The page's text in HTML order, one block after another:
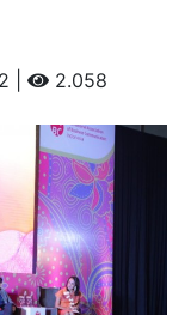
| 2.058